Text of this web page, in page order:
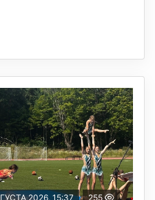
2026, 15:37 255